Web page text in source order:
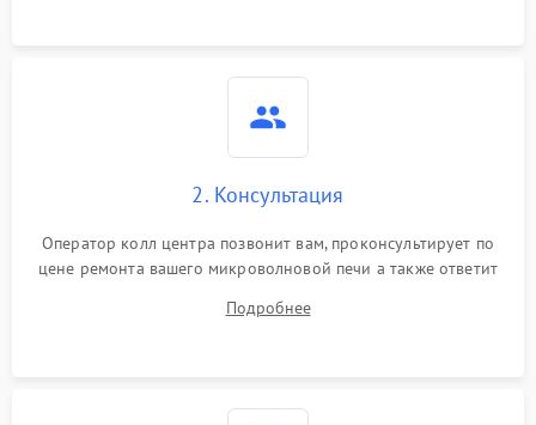
1000 ₽
2. Консультация
Оператор колл центра позвонит вам, проконсультирует по
цене ремонта вашего микроволновой печи а также ответит
Подробнее